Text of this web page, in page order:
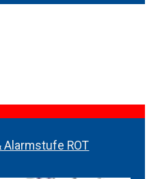
ROT